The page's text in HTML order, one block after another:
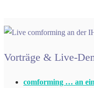
Vorträge & Live-
comforming … an